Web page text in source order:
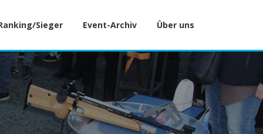
Sieger Event-Archiv Über uns